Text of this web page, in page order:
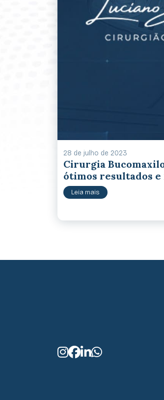
28 de julho de 2023
Cirurgia
ótimos resultados
Leia mais